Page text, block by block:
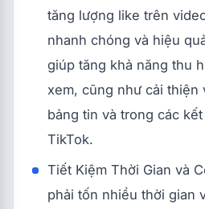
tăng lượng like trên
nhanh chóng và hiệu
giúp tăng khả năng thu
xem, cũng như cải thiện
bảng tin và trong các
TikTok.
Tiết Kiệm Thời Gian và
phải tốn nhiều thời gian